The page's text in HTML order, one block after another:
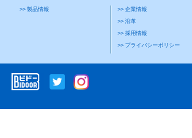
>> 製品情報
>> 企業情報
>> 沿革
>> 採用情報
>> プライバシーポリシー